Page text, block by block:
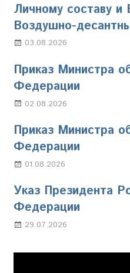
Личному составу и
Воздушно-
03.08.2026
Приказ Министра
Федерации
02.08.2026
Приказ Министра
Федерации
01.08.2026
Указ Президента
Федерации
29.07.2026